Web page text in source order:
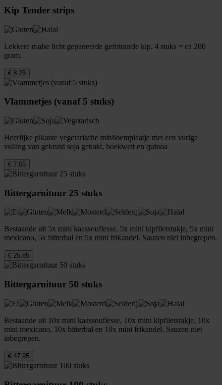
Kip Tender strips
Lekkere malse licht gepaneerde gefrituurde kip. 4 stuks = ca 200
gram.
€ 8.25
Vlammetjes (vanaf 5 stuks)
Heerlijke pikante vegetarische miniloempiaatje met een vurige
vulling van gekruid soja gehakt, boekweit en quinoa
€ 7.05
Bittergarnituur 25 stuks
Bestaande uit 5x mini kaassouflesse, 5x mini kipfiletstukje, 5x mini
mexicano, 5x bitterbal en 5x mini frikandel. Sauzen niet inbegrepen.
€ 25.85
Bittergarnituur 50 stuks
Bestaande uit 10x mini kaassouflesse, 10x mini kipfiletstukje, 10x
mini mexicano, 10x bitterbal en 10x mini frikandel. Sauzen niet
inbegrepen.
€ 47.95